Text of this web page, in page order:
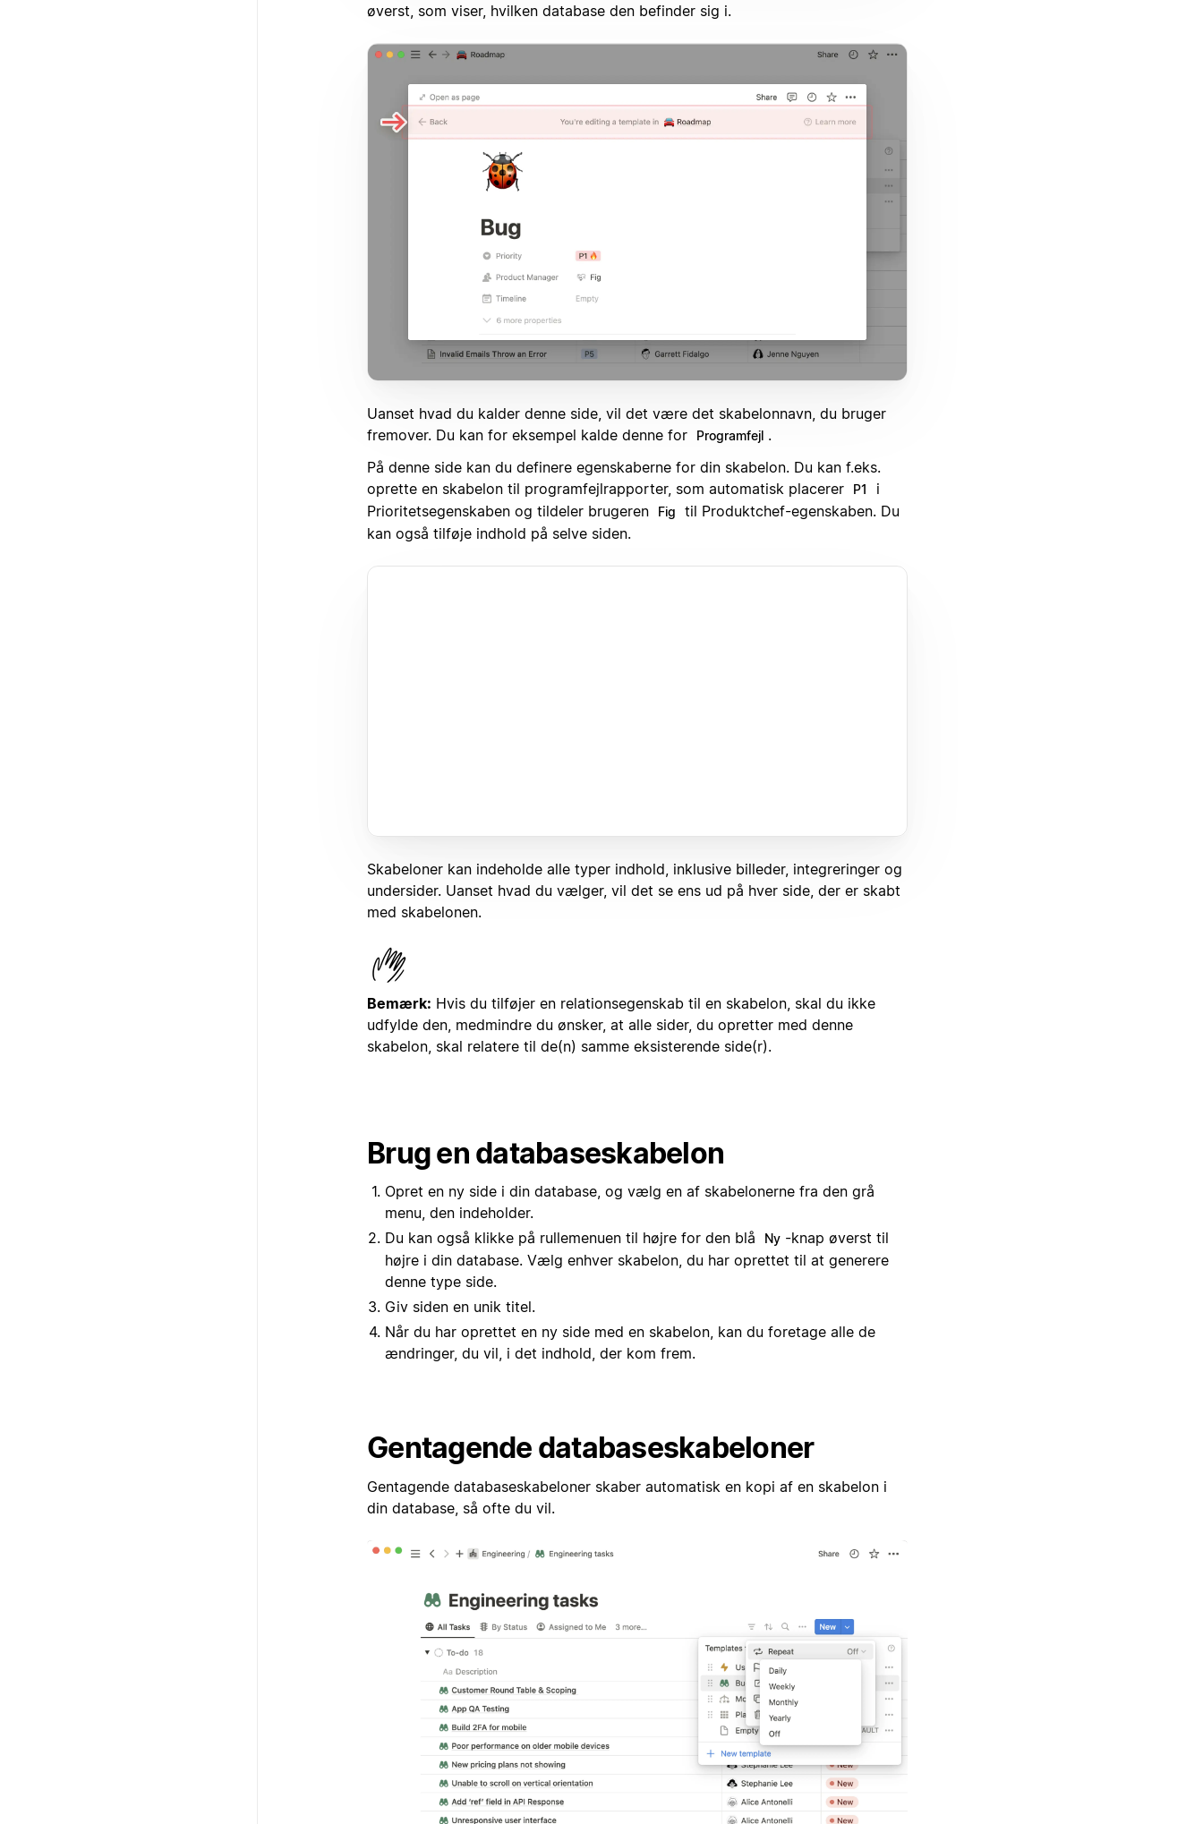
øverst, som viser, hvilken database den befinder sig i.
Uanset hvad du kalder denne side, vil det være det skabelonnavn, du bruger
fremover. Du kan for eksempel kalde denne for
Programfejl .
På denne side kan du definere egenskaberne for din skabelon. Du kan f.eks.
oprette en skabelon til programfejlrapporter, som automatisk placerer
P1
i
Prioritetsegenskaben og tildeler brugeren
Fig
til Produktchef-egenskaben. Du
kan også tilføje indhold på selve siden.
Skabeloner kan indeholde alle typer indhold, inklusive billeder, integreringer og
undersider. Uanset hvad du vælger, vil det se ens ud på hver side, der er skabt
med skabelonen.
Bemærk: Hvis du tilføjer en relationsegenskab til en skabelon, skal du ikke
udfylde den, medmindre du ønsker, at alle sider, du opretter med denne
skabelon, skal relatere til de(n) samme eksisterende side(r).
Brug en databaseskabelon
Opret en ny side i din database, og vælg en af skabelonerne fra den grå
menu, den indeholder.
Du kan også klikke på rullemenuen til højre for den blå
Ny -knap øverst til
højre i din database. Vælg enhver skabelon, du har oprettet til at generere
denne type side.
Giv siden en unik titel.
Når du har oprettet en ny side med en skabelon, kan du foretage alle de
ændringer, du vil, i det indhold, der kom frem.
Gentagende databaseskabeloner
Gentagende databaseskabeloner skaber automatisk en kopi af en skabelon i
din database, så ofte du vil.